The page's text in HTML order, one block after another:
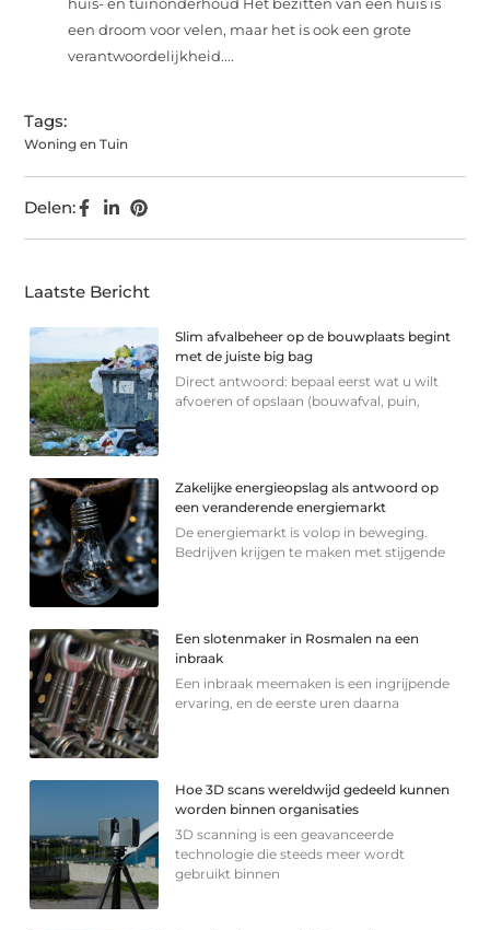
huis- en tuinonderhoud Het bezitten van een huis is
een droom voor velen, maar het is ook een grote
verantwoordelijkheid....
Tags:
Woning en Tuin
Delen:
Laatste Bericht
Slim afvalbeheer op de bouwplaats begint
met de juiste big bag
Direct antwoord: bepaal eerst wat u wilt
afvoeren of opslaan (bouwafval, puin,
Zakelijke energieopslag als antwoord op
een veranderende energiemarkt
De energiemarkt is volop in beweging.
Bedrijven krijgen te maken met stijgende
Een slotenmaker in Rosmalen na een
inbraak
Een inbraak meemaken is een ingrijpende
ervaring, en de eerste uren daarna
Hoe 3D scans wereldwijd gedeeld kunnen
worden binnen organisaties
3D scanning is een geavanceerde
technologie die steeds meer wordt
gebruikt binnen